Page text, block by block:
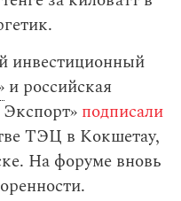
инвестиционный
и российская
подписали
ТЭЦ в Кокшетау,
На форуме вновь